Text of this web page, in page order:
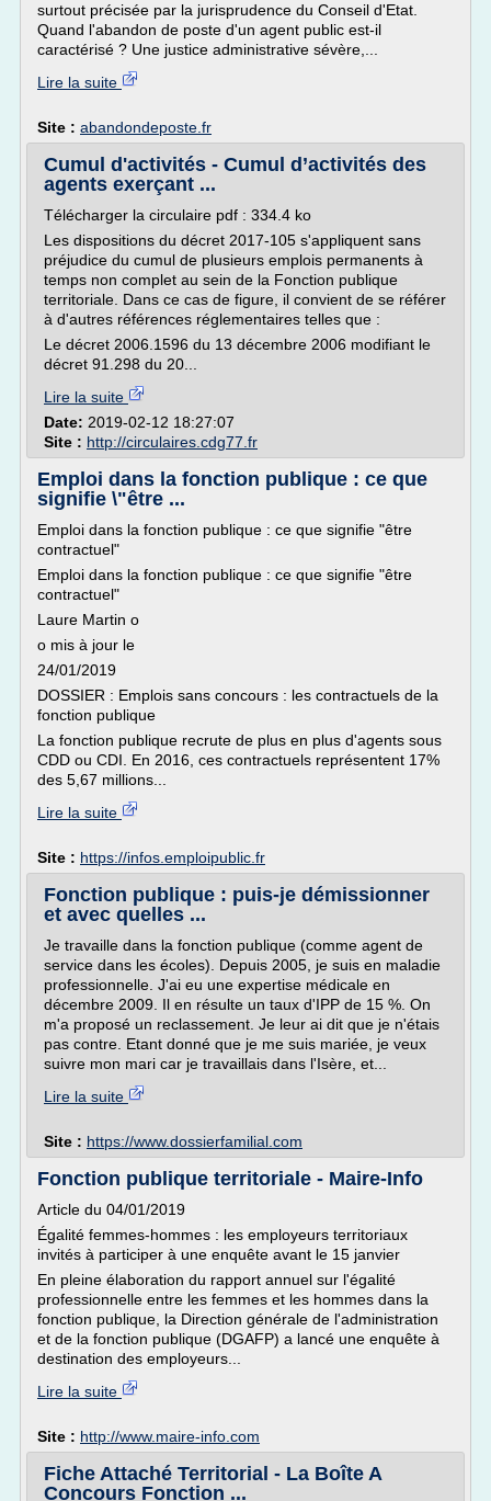
surtout précisée par la jurisprudence du Conseil d'Etat.
Quand l'abandon de poste d'un agent public est-il
caractérisé ? Une justice administrative sévère,...
Lire la suite
Site : abandondeposte.fr
Cumul d'activités - Cumul d’activités des
agents exerçant ...
Télécharger la circulaire pdf : 334.4 ko
Les dispositions du décret 2017-105 s'appliquent sans
préjudice du cumul de plusieurs emplois permanents à
temps non complet au sein de la Fonction publique
territoriale. Dans ce cas de figure, il convient de se référer
à d'autres références réglementaires telles que :
Le décret 2006.1596 du 13 décembre 2006 modifiant le
décret 91.298 du 20...
Lire la suite
Date: 2019-02-12 18:27:07
Site : http://circulaires.cdg77.fr
Emploi dans la fonction publique : ce que
signifie \"être ...
Emploi dans la fonction publique : ce que signifie "être
contractuel"
Emploi dans la fonction publique : ce que signifie "être
contractuel"
Laure Martin o
o mis à jour le
24/01/2019
DOSSIER : Emplois sans concours : les contractuels de la
fonction publique
La fonction publique recrute de plus en plus d'agents sous
CDD ou CDI. En 2016, ces contractuels représentent 17%
des 5,67 millions...
Lire la suite
Site : https://infos.emploipublic.fr
Fonction publique : puis-je démissionner
et avec quelles ...
Je travaille dans la fonction publique (comme agent de
service dans les écoles). Depuis 2005, je suis en maladie
professionnelle. J'ai eu une expertise médicale en
décembre 2009. Il en résulte un taux d'IPP de 15 %. On
m'a proposé un reclassement. Je leur ai dit que je n'étais
pas contre. Etant donné que je me suis mariée, je veux
suivre mon mari car je travaillais dans l'Isère, et...
Lire la suite
Site : https://www.dossierfamilial.com
Fonction publique territoriale - Maire-Info
Article du 04/01/2019
Égalité femmes-hommes : les employeurs territoriaux
invités à participer à une enquête avant le 15 janvier
En pleine élaboration du rapport annuel sur l'égalité
professionnelle entre les femmes et les hommes dans la
fonction publique, la Direction générale de l'administration
et de la fonction publique (DGAFP) a lancé une enquête à
destination des employeurs...
Lire la suite
Site : http://www.maire-info.com
Fiche Attaché Territorial - La Boîte A
Concours Fonction ...